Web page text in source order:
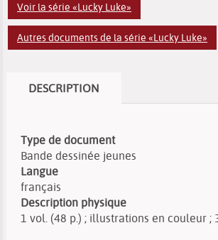
Voir la série «Lucky Luke»
Autres documents de la série «Lucky Luke»
DESCRIPTION
Type de document
Bande dessinée jeunes
Langue
français
Description physique
1 vol. (48 p.) ; illustrations en couleur ;